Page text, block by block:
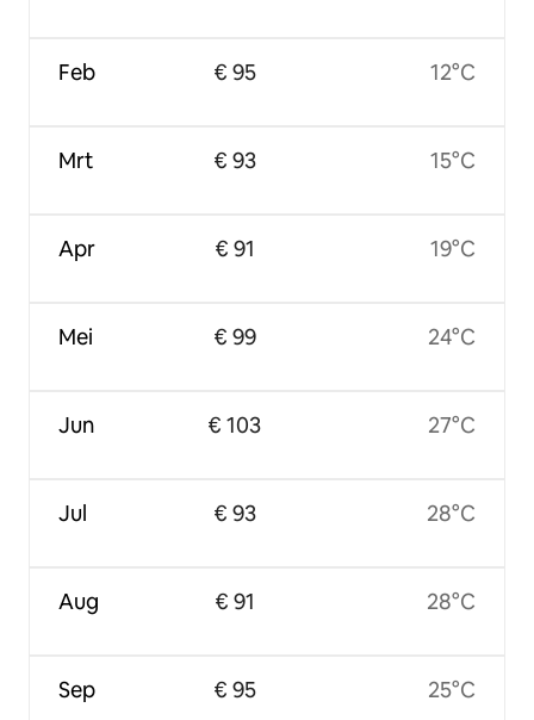
Feb
Mrt
Apr
Mei
Jun
Jul
Aug
Sep
€ 95
€ 93
€ 91
€ 99
€ 103
€ 93
€ 91
€ 95
12°C
15°C
19°C
24°C
27°C
28°C
28°C
25°C